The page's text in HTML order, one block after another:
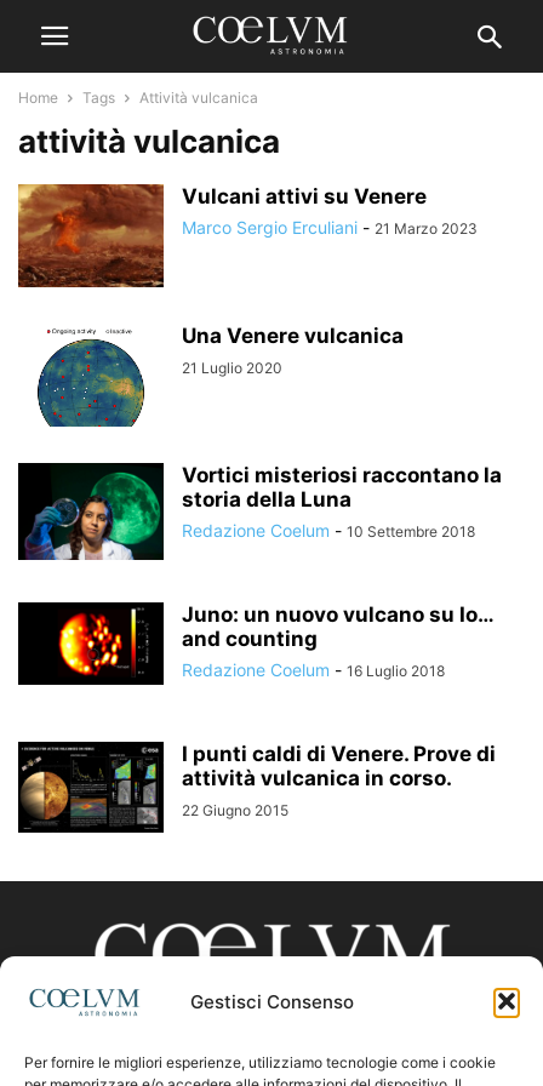
Gestisci Consenso
Per fornire le migliori esperienze, utilizziamo tecnologie come i cookie
Home Tags Attività vulcanica
attività vulcanica
Vulcani attivi su Venere
Marco Sergio Erculiani - 21 Marzo 2023
Una Venere vulcanica
21 Luglio 2020
Vortici misteriosi raccontano la
storia della Luna
Redazione Coelum - 10 Settembre 2018
Juno: un nuovo vulcano su Io…
and counting
Redazione Coelum - 16 Luglio 2018
I punti caldi di Venere. Prove di
attività vulcanica in corso.
22 Giugno 2015